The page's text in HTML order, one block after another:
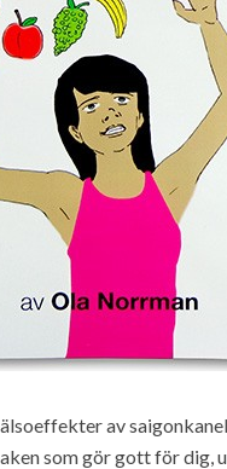
av
som gör gott för dig,